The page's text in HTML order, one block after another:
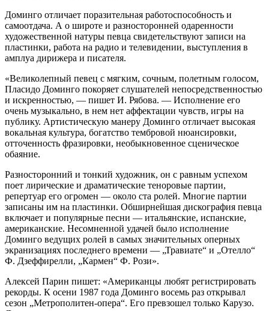
Доминго отличает поразительная работоспособность и
самоотдача. А о широте и разносторонней одаренности
художественной натуры певца свидетельствуют записи на
пластинки, работа на радио и телевидении, выступления в
амплуа дирижера и писателя.
«Великолепный певец с мягким, сочным, полетным голосом,
Пласидо Доминго покоряет слушателей непосредственностью
и искренностью, — пишет И. Рябова. — Исполнение его
очень музыкально, в нем нет аффектации чувств, игры на
публику. Артистическую манеру Доминго отличает высокая
вокальная культура, богатство тембровой нюансировки,
отточенность фразировки, необыкновенное сценическое
обаяние.
Разносторонний и тонкий художник, он с равным успехом
поет лирические и драматические теноровые партии,
репертуар его огромен — около ста ролей. Многие партии
записаны им на пластинки. Обширнейшая дискография певца
включает и популярные песни — итальянские, испанские,
американские. Несомненной удачей было исполнение
Доминго ведущих ролей в самых значительных оперных
экранизациях последнего времени — „Травиате“ и „Отелло“
Ф. Дзеффирелли, „Кармен“ Ф. Рози».
Алексей Парин пишет: «Американцы любят регистрировать
рекорды. К осени 1987 года Доминго восемь раз открывал
сезон „Метрополитен-опера“. Его превзошел только Карузо.